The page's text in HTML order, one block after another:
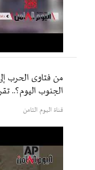
من فتاوى الحرب
الجنوب اليوم؟..
قناة اليوم الثامن